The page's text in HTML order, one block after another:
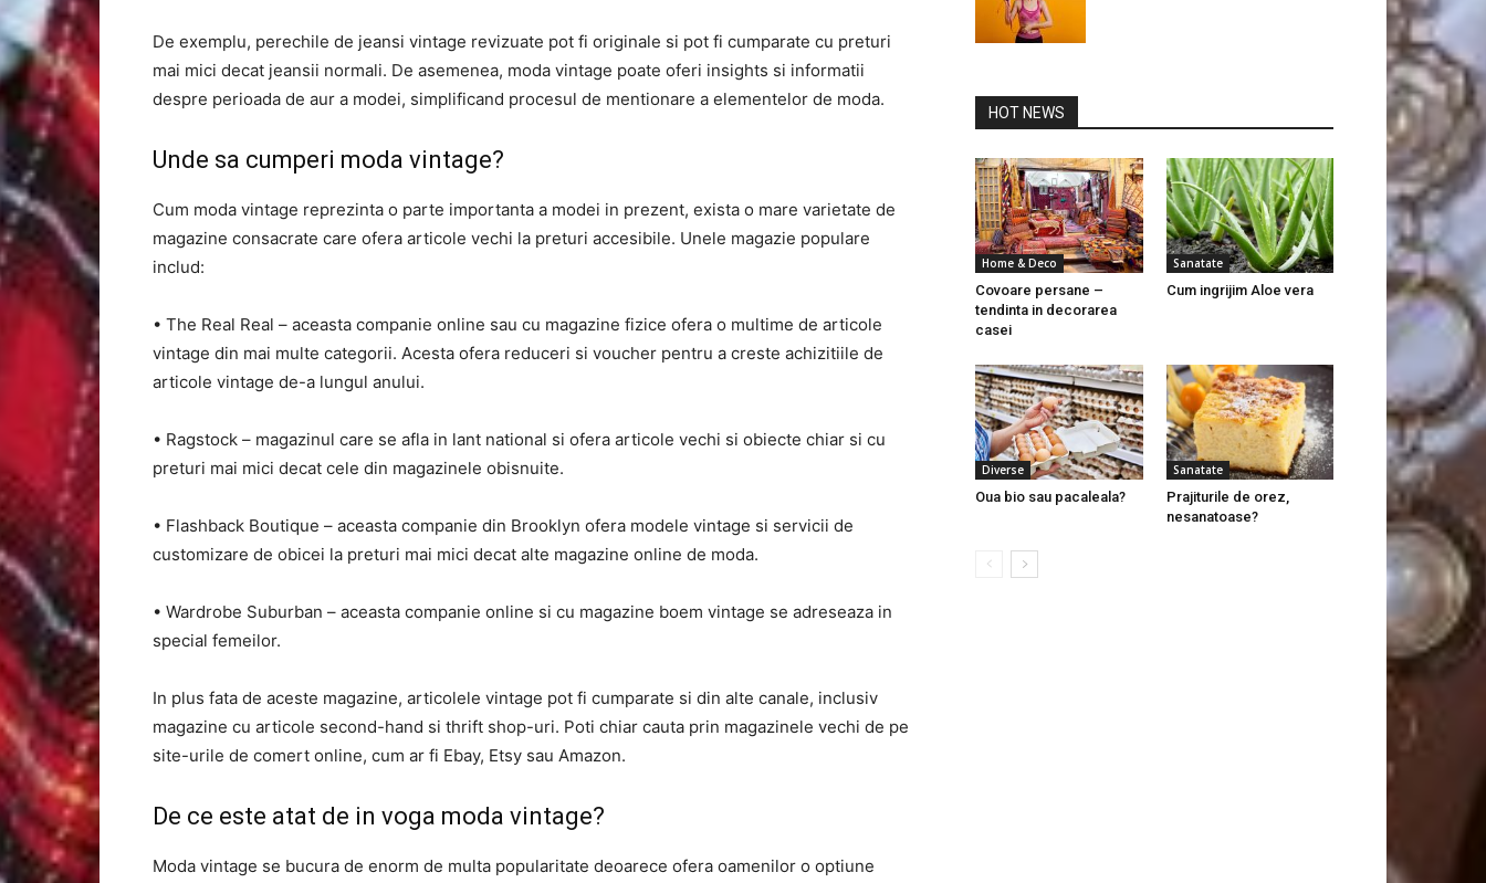
De exemplu, perechile de jeansi vintage revizuate pot fi originale si pot fi cumparate cu preturi
mai mici decat jeansii normali. De asemenea, moda vintage poate oferi insights si informatii
despre perioada de aur a modei, simplificand procesul de mentionare a elementelor de moda.
Unde sa cumperi moda vintage?
Cum moda vintage reprezinta o parte importanta a modei in prezent, exista o mare varietate de
magazine consacrate care ofera articole vechi la preturi accesibile. Unele magazie populare
includ:
• The Real Real – aceasta companie online sau cu magazine fizice ofera o multime de articole
vintage din mai multe categorii. Acesta ofera reduceri si voucher pentru a creste achizitiile de
articole vintage de-a lungul anului.
• Ragstock – magazinul care se afla in lant national si ofera articole vechi si obiecte chiar si cu
preturi mai mici decat cele din magazinele obisnuite.
• Flashback Boutique – aceasta companie din Brooklyn ofera modele vintage si servicii de
customizare de obicei la preturi mai mici decat alte magazine online de moda.
• Wardrobe Suburban – aceasta companie online si cu magazine boem vintage se adreseaza in
special femeilor.
In plus fata de aceste magazine, articolele vintage pot fi cumparate si din alte canale, inclusiv
magazine cu articole second-hand si thrift shop-uri. Poti chiar cauta prin magazinele vechi de pe
site-urile de comert online, cum ar fi Ebay, Etsy sau Amazon.
De ce este atat de in voga moda vintage?
Moda vintage se bucura de enorm de multa popularitate deoarece ofera oamenilor o optiune
HOT NEWS
Home & Deco
Covoare persane –
tendinta in decorarea
casei
Sanatate
Cum ingrijim Aloe vera
Diverse
Oua bio sau pacaleala?
Sanatate
Prajiturile de orez,
nesanatoase?